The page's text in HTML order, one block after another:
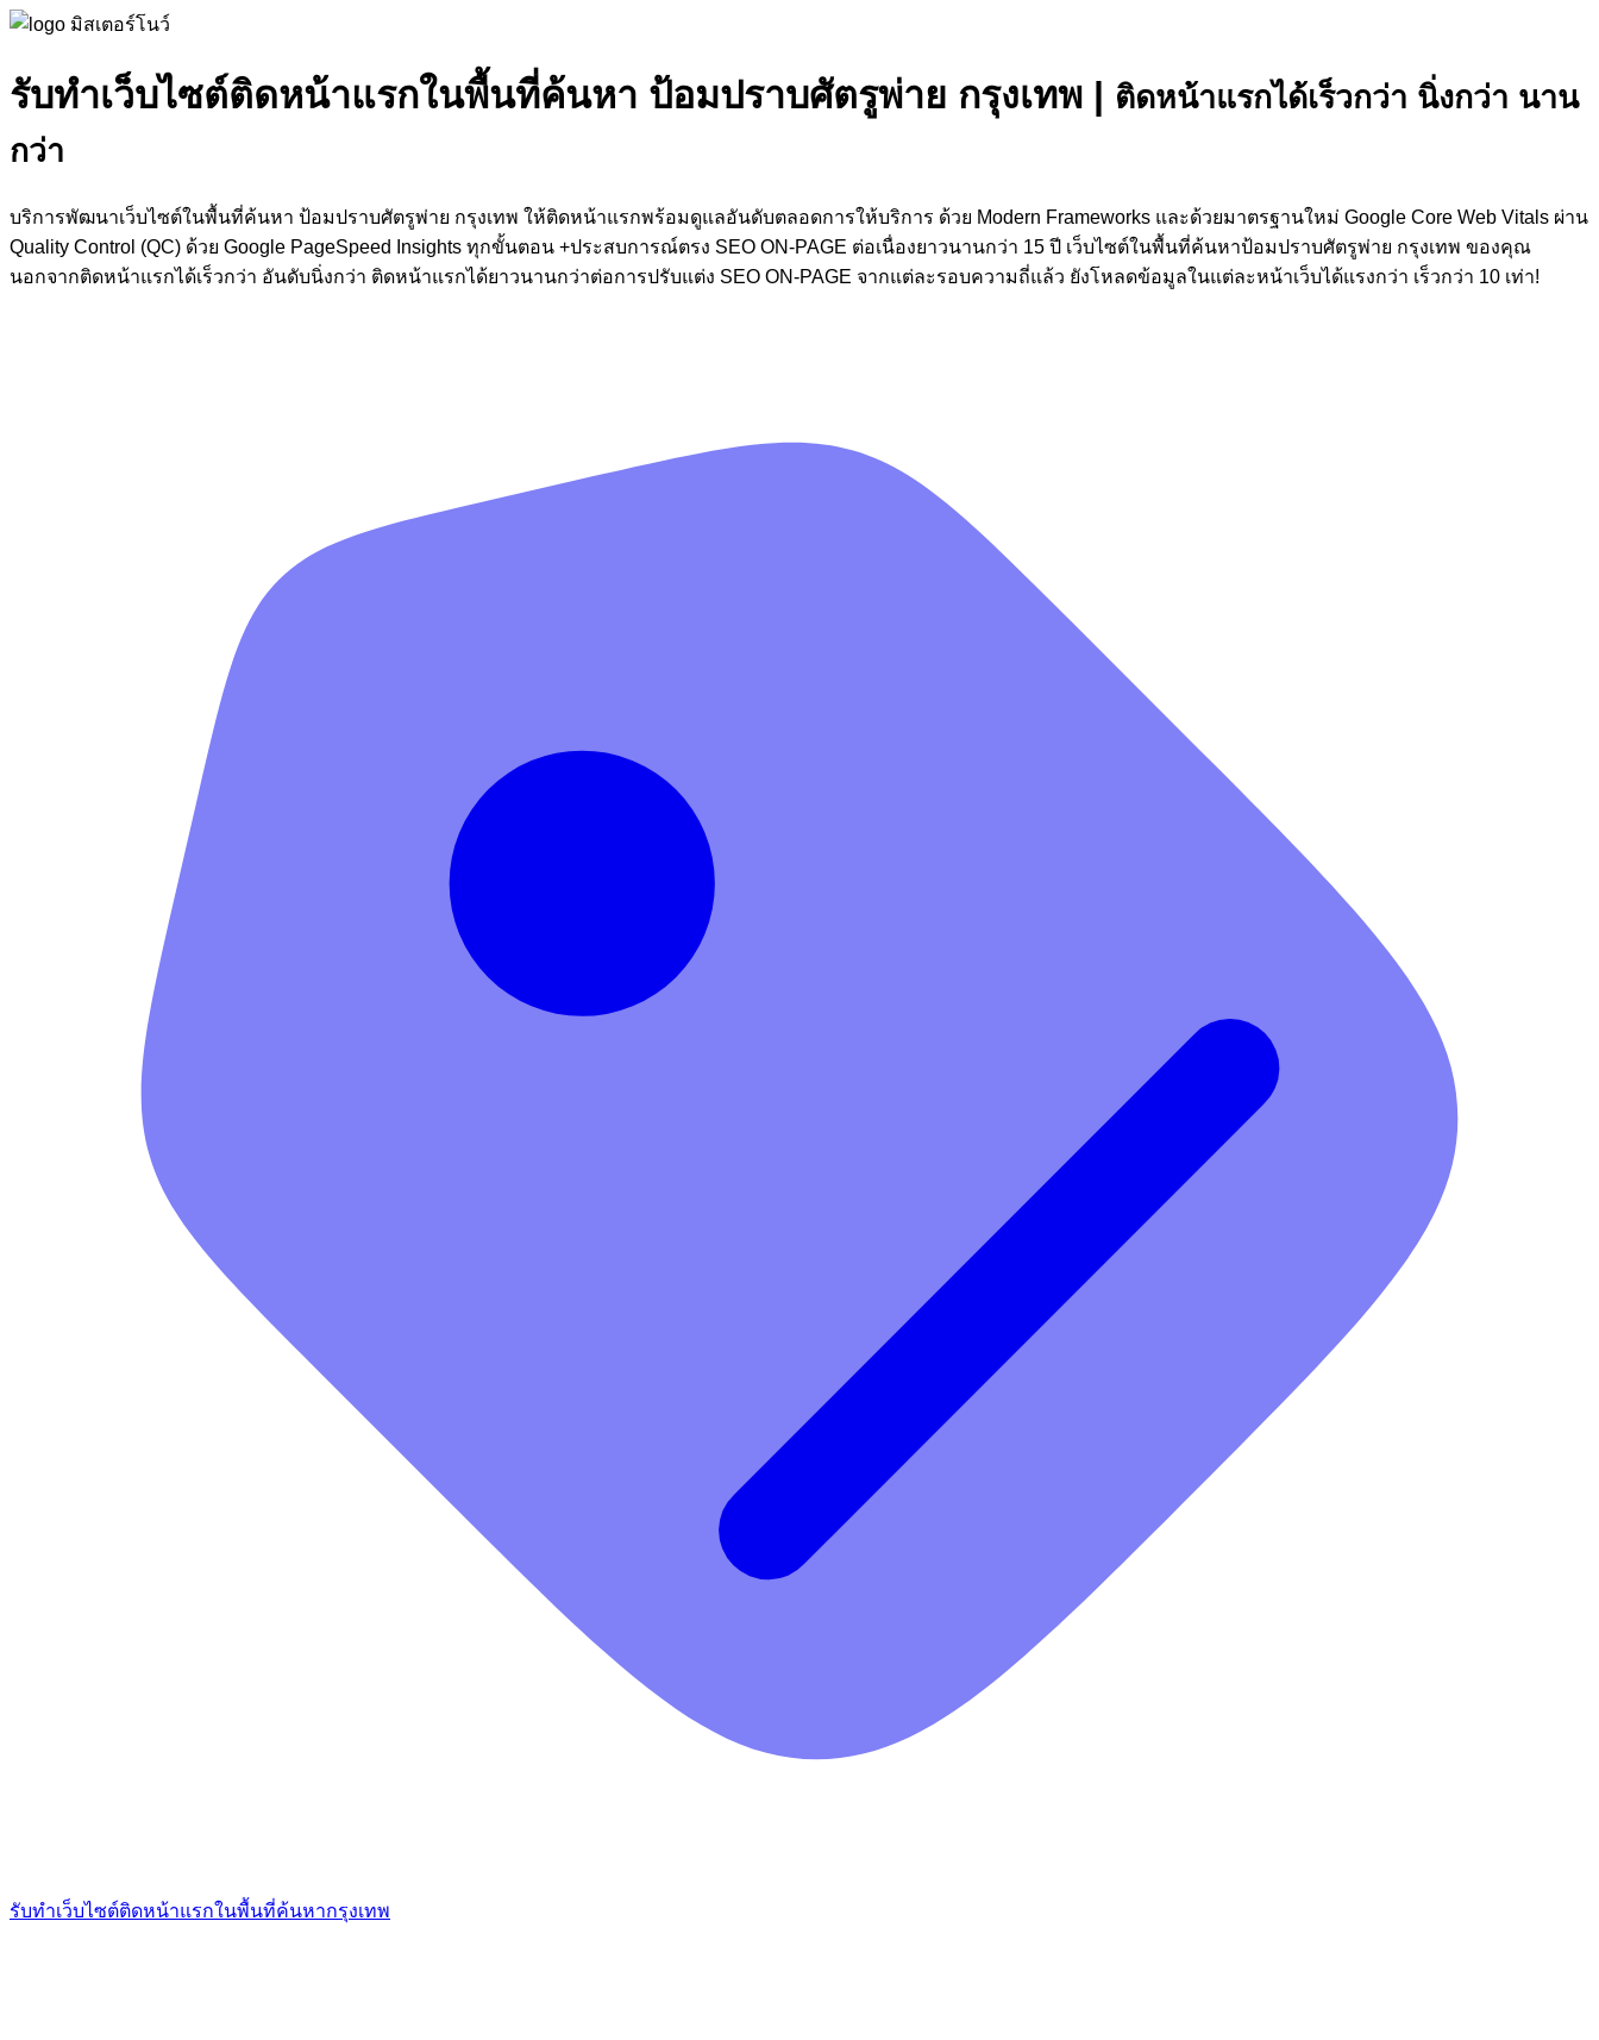
รับทำเว็บไซต์ติดหน้าแรกในพื้นที่ค้นหา ป้อมปราบศัตรูพ่าย กรุงเทพ | ติดหน้าแรกได้เร็วกว่า นิ่งกว่า นาน
กว่า
บริการพัฒนาเว็บไซต์ในพื้นที่ค้นหา ป้อมปราบศัตรูพ่าย กรุงเทพ ให้ติดหน้าแรกพร้อมดูแลอันดับตลอดการให้บริการ ด้วย Modern Frameworks และด้วยมาตรฐานใหม่ Google Core Web Vitals ผ่าน
Quality Control (QC) ด้วย Google PageSpeed Insights ทุกขั้นตอน +ประสบการณ์ตรง SEO ON-PAGE ต่อเนื่องยาวนานกว่า 15 ปี เว็บไซต์ในพื้นที่ค้นหาป้อมปราบศัตรูพ่าย กรุงเทพ ของคุณ
นอกจากติดหน้าแรกได้เร็วกว่า อันดับนิ่งกว่า ติดหน้าแรกได้ยาวนานกว่าต่อการปรับแต่ง SEO ON-PAGE จากแต่ละรอบความถี่แล้ว ยังโหลดข้อมูลในแต่ละหน้าเว็บได้แรงกว่า เร็วกว่า 10 เท่า!
รับทำเว็บไซต์ติดหน้าแรกในพื้นที่ค้นหากรุงเทพ